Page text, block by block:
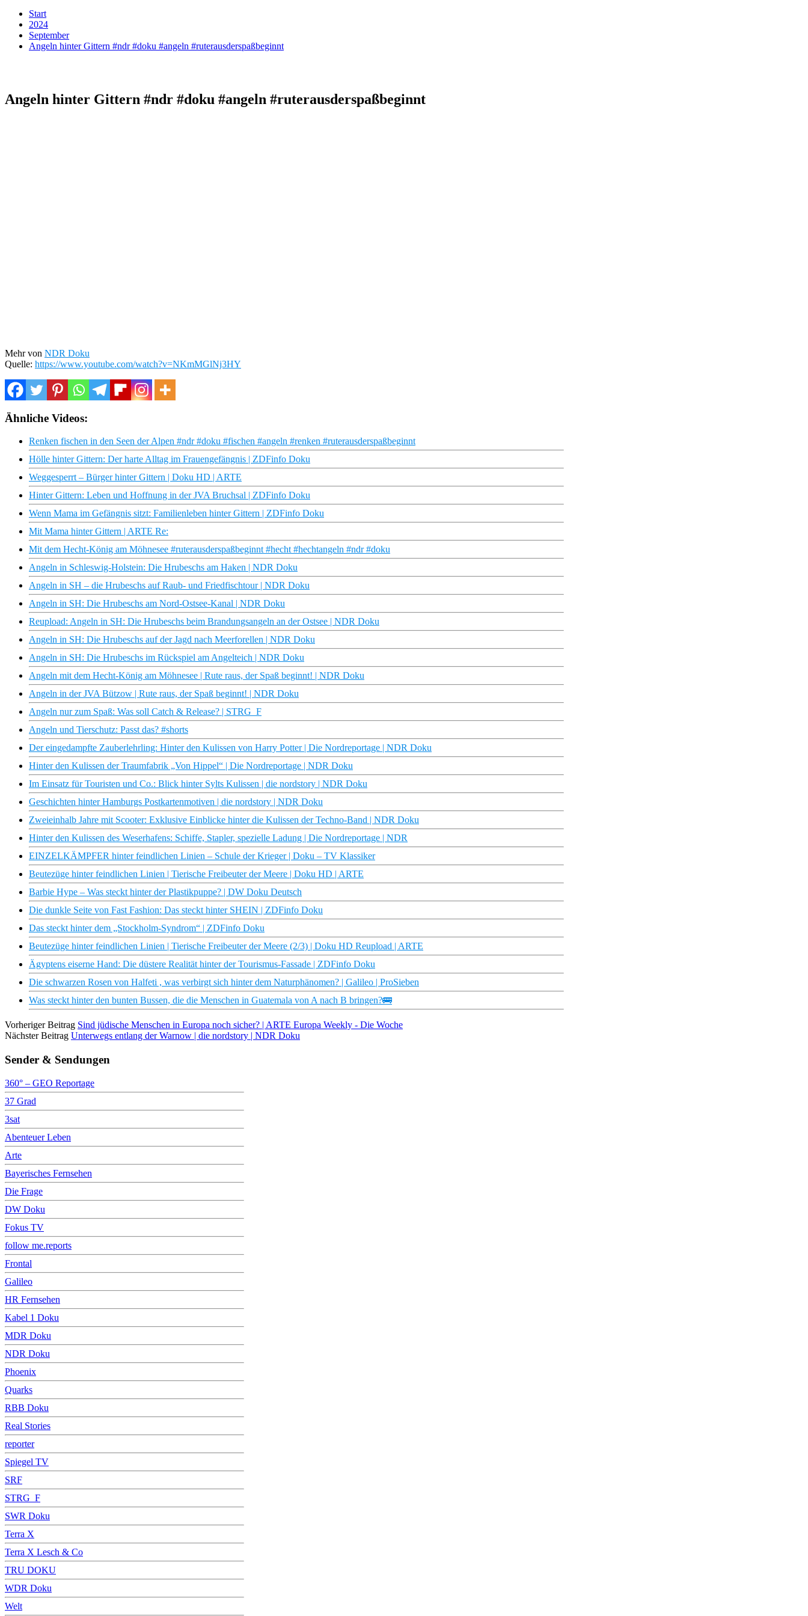
Start
2024
September
Angeln hinter Gittern #ndr #doku #angeln #ruterausderspaßbeginnt
Angeln hinter Gittern #ndr #doku #angeln #ruterausderspaßbeginnt
Mehr von NDR Doku
Quelle: https://www.youtube.com/watch?v=NKmMGlNj3HY
Ähnliche Videos:
Renken fischen in den Seen der Alpen #ndr #doku #fischen #angeln #renken #ruterausderspaßbeginnt
Hölle hinter Gittern: Der harte Alltag im Frauengefängnis | ZDFinfo Doku
Weggesperrt – Bürger hinter Gittern | Doku HD | ARTE
Hinter Gittern: Leben und Hoffnung in der JVA Bruchsal | ZDFinfo Doku
Wenn Mama im Gefängnis sitzt: Familienleben hinter Gittern | ZDFinfo Doku
Mit Mama hinter Gittern | ARTE Re:
Mit dem Hecht-König am Möhnesee #ruterausderspaßbeginnt #hecht #hechtangeln #ndr #doku
Angeln in Schleswig-Holstein: Die Hrubeschs am Haken | NDR Doku
Angeln in SH – die Hrubeschs auf Raub- und Friedfischtour | NDR Doku
Angeln in SH: Die Hrubeschs am Nord-Ostsee-Kanal | NDR Doku
Reupload: Angeln in SH: Die Hrubeschs beim Brandungsangeln an der Ostsee | NDR Doku
Angeln in SH: Die Hrubeschs auf der Jagd nach Meerforellen | NDR Doku
Angeln in SH: Die Hrubeschs im Rückspiel am Angelteich | NDR Doku
Angeln mit dem Hecht-König am Möhnesee | Rute raus, der Spaß beginnt! | NDR Doku
Angeln in der JVA Bützow | Rute raus, der Spaß beginnt! | NDR Doku
Angeln nur zum Spaß: Was soll Catch & Release? | STRG_F
Angeln und Tierschutz: Passt das? #shorts
Der eingedampfte Zauberlehrling: Hinter den Kulissen von Harry Potter | Die Nordreportage | NDR Doku
Hinter den Kulissen der Traumfabrik „Von Hippel“ | Die Nordreportage | NDR Doku
Im Einsatz für Touristen und Co.: Blick hinter Sylts Kulissen | die nordstory | NDR Doku
Geschichten hinter Hamburgs Postkartenmotiven | die nordstory | NDR Doku
Zweieinhalb Jahre mit Scooter: Exklusive Einblicke hinter die Kulissen der Techno-Band | NDR Doku
Hinter den Kulissen des Weserhafens: Schiffe, Stapler, spezielle Ladung | Die Nordreportage | NDR
EINZELKÄMPFER hinter feindlichen Linien – Schule der Krieger | Doku – TV Klassiker
Beutezüge hinter feindlichen Linien | Tierische Freibeuter der Meere | Doku HD | ARTE
Barbie Hype – Was steckt hinter der Plastikpuppe? | DW Doku Deutsch
Die dunkle Seite von Fast Fashion: Das steckt hinter SHEIN | ZDFinfo Doku
Das steckt hinter dem „Stockholm-Syndrom“ | ZDFinfo Doku
Beutezüge hinter feindlichen Linien | Tierische Freibeuter der Meere (2/3) | Doku HD Reupload | ARTE
Ägyptens eiserne Hand: Die düstere Realität hinter der Tourismus-Fassade | ZDFinfo Doku
Die schwarzen Rosen von Halfeti , was verbirgt sich hinter dem Naturphänomen? | Galileo | ProSieben
Was steckt hinter den bunten Bussen, die die Menschen in Guatemala von A nach B bringen?🚌
Vorheriger Beitrag Sind jüdische Menschen in Europa noch sicher? | ARTE Europa Weekly - Die Woche
Nächster Beitrag Unterwegs entlang der Warnow | die nordstory | NDR Doku
Sender & Sendungen
360° – GEO Reportage
37 Grad
3sat
Abenteuer Leben
Arte
Bayerisches Fernsehen
Die Frage
DW Doku
Fokus TV
follow me.reports
Frontal
Galileo
HR Fernsehen
Kabel 1 Doku
MDR Doku
NDR Doku
Phoenix
Quarks
RBB Doku
Real Stories
reporter
Spiegel TV
SRF
STRG_F
SWR Doku
Terra X
Terra X Lesch & Co
TRU DOKU
WDR Doku
Welt